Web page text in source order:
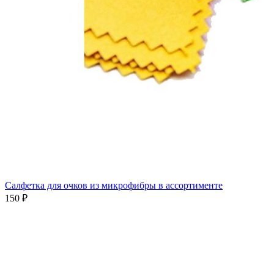
Салфетка для очков из микрофибры в ассортименте
150 ₽